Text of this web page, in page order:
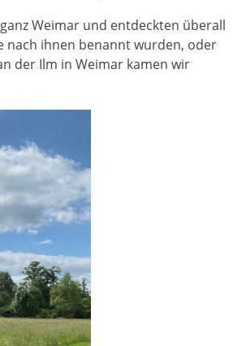
Weimar und entdeckten überall
nach ihnen benannt wurden, oder
der Ilm in Weimar kamen wir